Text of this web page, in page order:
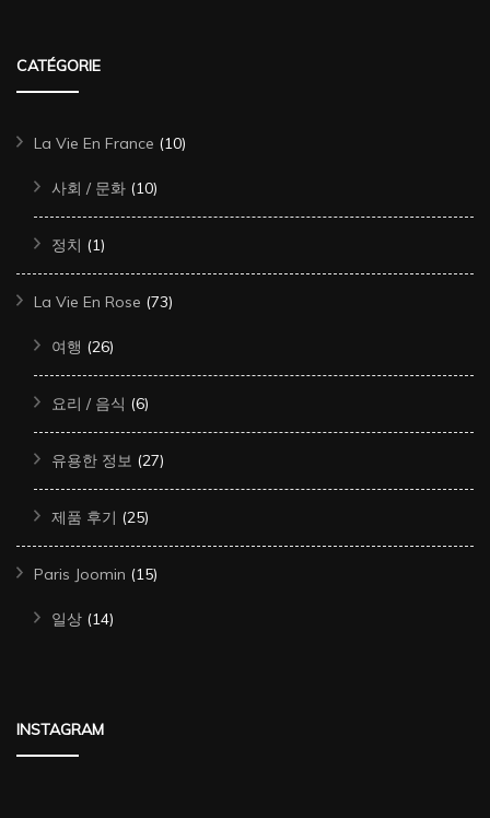
CATÉGORIE
La Vie En France (10)
사회 / 문화 (10)
정치 (1)
La Vie En Rose (73)
여행 (26)
요리 / 음식 (6)
유용한 정보 (27)
제품 후기 (25)
Paris Joomin (15)
일상 (14)
INSTAGRAM